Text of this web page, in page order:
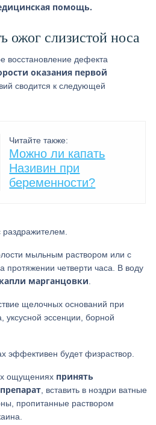
помощь.
ожог слизистой носа
восстановление дефекта
оказания первой
сводится к следующей
Читайте также:
Можно ли капать
Називин при
беременности?
раздражителем.
мыльным раствором или с
протяжении четверти часа. В воду
марганцовки
щелочных оснований при
эссенции, борной
эффективен будет физраствор.
ощущениях принять
, вставить в ноздри ватные
пропитанные раствором